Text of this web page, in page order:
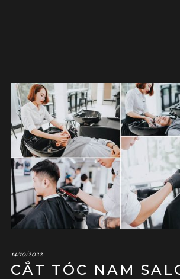
14/10/2022
CẮT TÓC NAM